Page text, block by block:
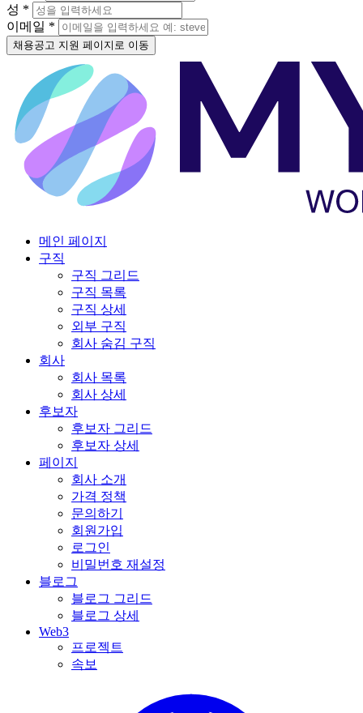
성 *
이메일 *
채용공고 지원 페이지로 이동
메인 페이지
구직
구직 그리드
구직 목록
구직 상세
외부 구직
회사 숨김 구직
회사
회사 목록
회사 상세
후보자
후보자 그리드
후보자 상세
페이지
회사 소개
가격 정책
문의하기
회원가입
로그인
비밀번호 재설정
블로그
블로그 그리드
블로그 상세
Web3
프로젝트
속보